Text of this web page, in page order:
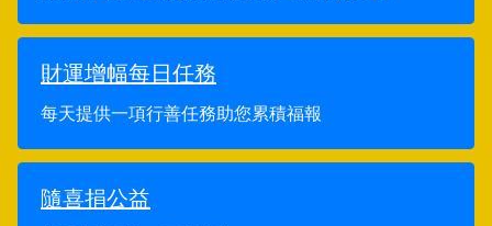
財運增幅每日任務
每天提供一項行善任務助您累積福報
隨喜捐公益